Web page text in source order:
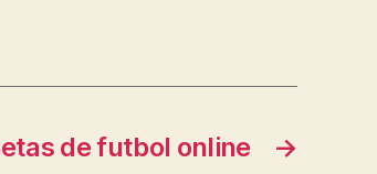
→
de futbol online